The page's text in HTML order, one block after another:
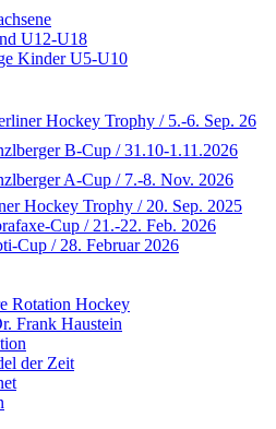
U12-U18
Kinder U5-U10
Hockey Trophy / 5.-6. Sep. 26
B-Cup / 31.10-1.11.2026
A-Cup / 7.-8. Nov. 2026
Hockey Trophy / 20. Sep. 2025
Cup / 21.-22. Feb. 2026
Cup / 28. Februar 2026
Rotation Hockey
Frank Haustein
der Zeit